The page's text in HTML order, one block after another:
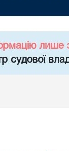
лише
судової